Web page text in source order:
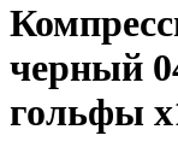
черный
гольфы